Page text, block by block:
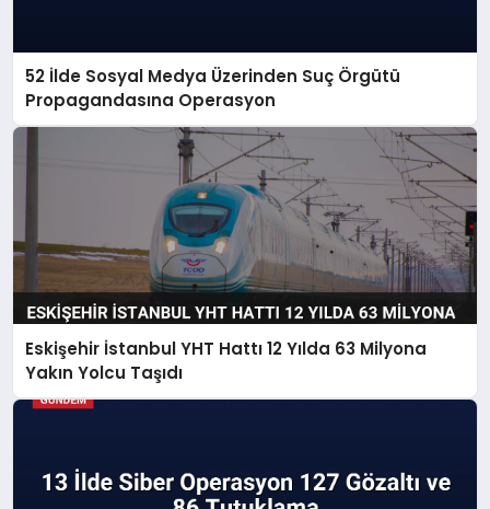
52 İlde Sosyal Medya Üzerinden Suç Örgütü
Propagandasına Operasyon
Eskişehir İstanbul YHT Hattı 12 Yılda 63 Milyona
Yakın Yolcu Taşıdı